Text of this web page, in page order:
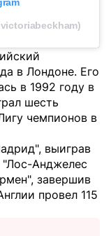
в Лондоне. Его
в 1992 году в
шесть
чемпионов в
выиграв
Анджелес
завершив
провел 115